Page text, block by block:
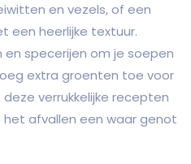
en vezels, of een
een heerlijke textuur.
specerijen om je soepen
extra groenten toe voor
verrukkelijke recepten
afvallen een waar genot